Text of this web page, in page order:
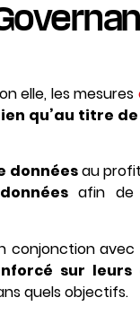
elle, les mesures
qu’au titre
donnéesau
afin de
conjonction avec
sur leurs
quels objectifs.